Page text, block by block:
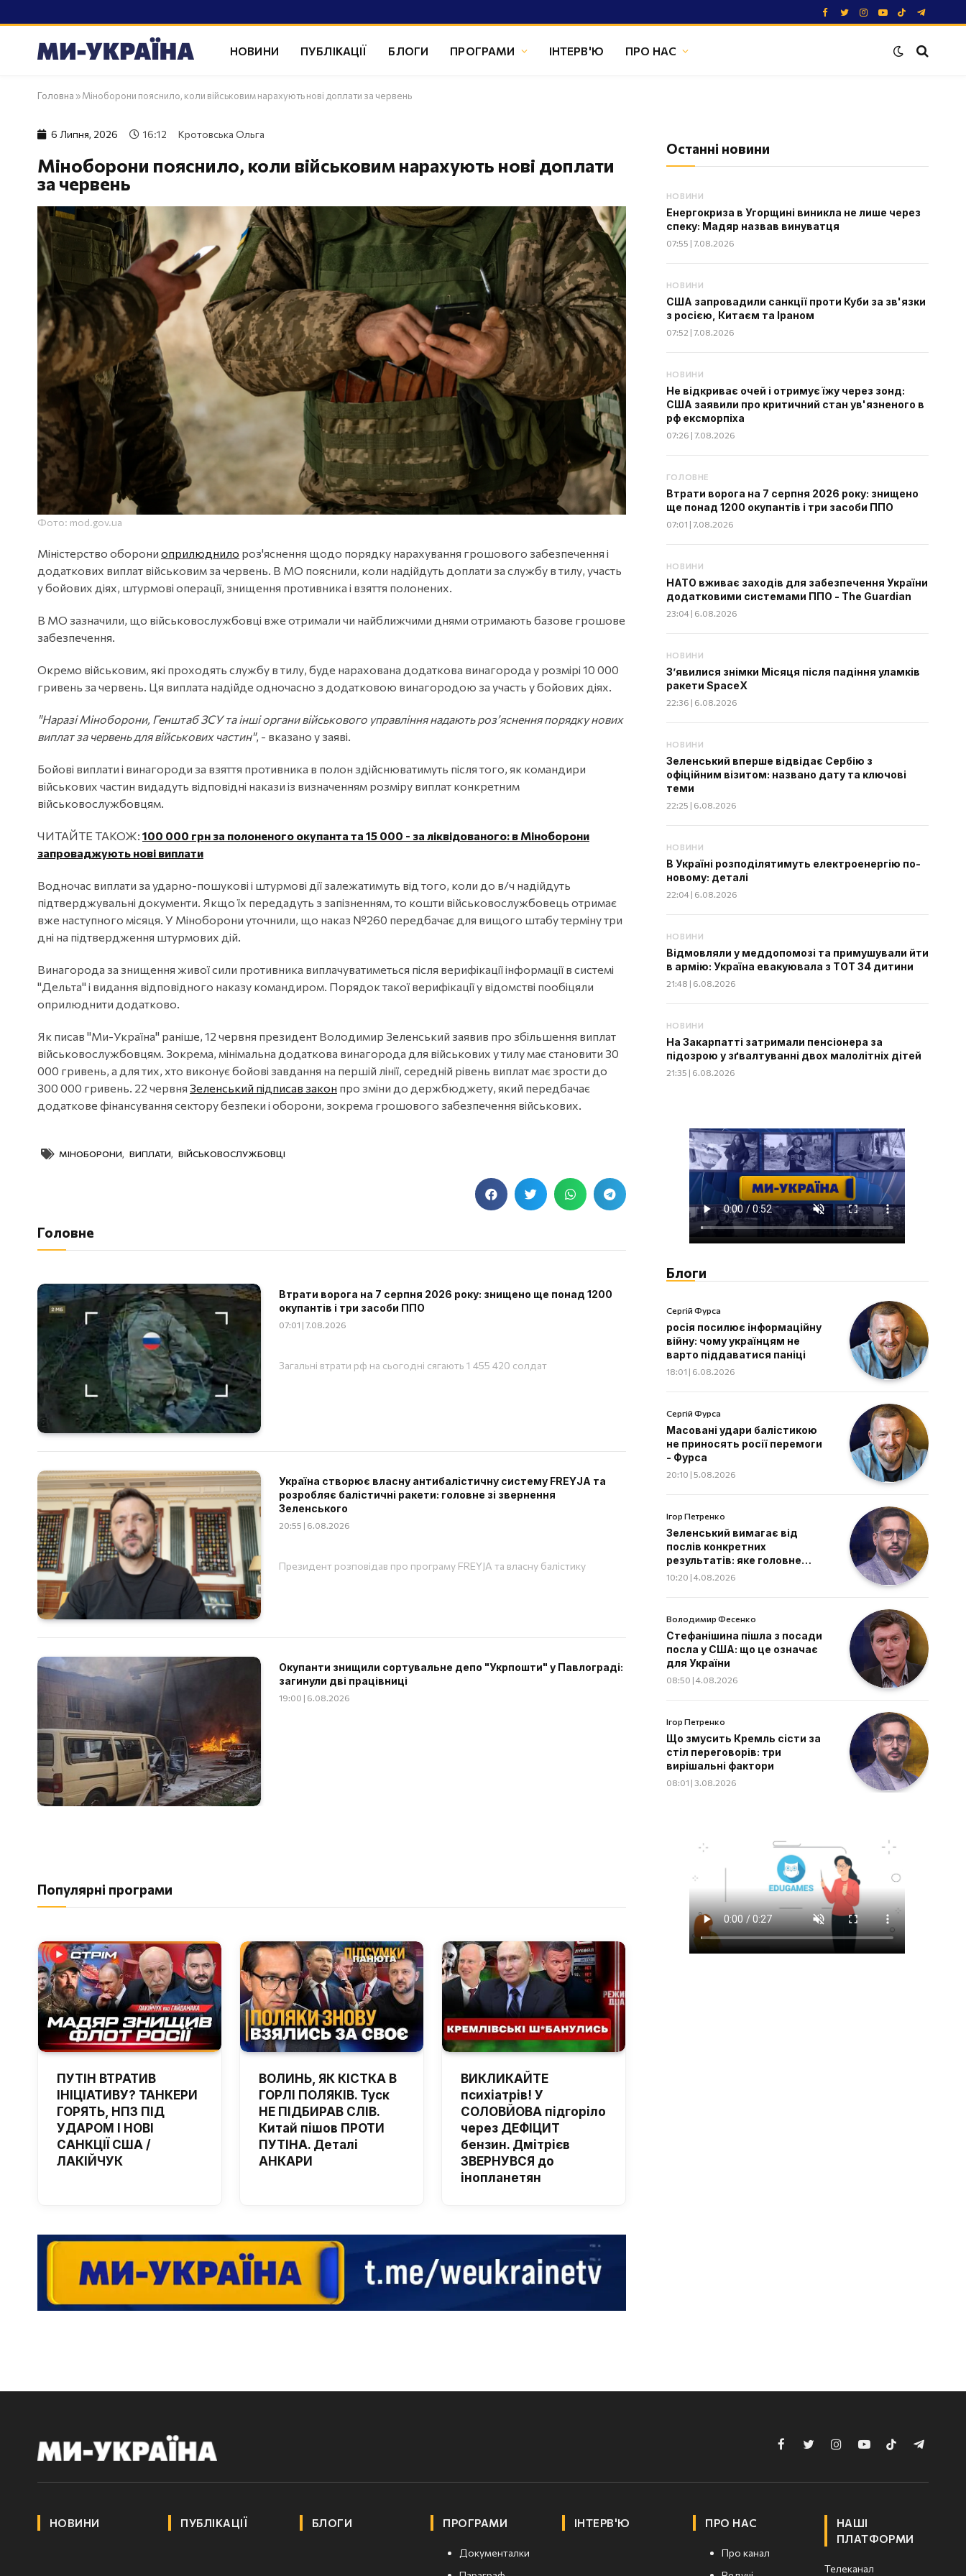
Facebook
TwitterInstagram
YouTube
TikTokTelegram
НОВИНИ ПУБЛІКАЦІЇ БЛОГИ ПРОГРАМИ ІНТЕРВ'Ю ПРО НАС
Головна »Міноборони пояснило, коли військовим нарахують нові доплати за червень
6 Липня, 2026 16:12 Кротовська Ольга
Міноборони пояснило, коли військовим нарахують нові доплати
за червень
Фото: mod.gov.ua
Міністерство оборони оприлюднило роз'яснення щодо порядку нарахування грошового забезпечення і
додаткових виплат військовим за червень. В МО пояснили, коли надійдуть доплати за службу в тилу, участь
у бойових діях, штурмові операції, знищення противника і взяття полонених.
В МО зазначили, що військовослужбовці вже отримали чи найближчими днями отримають базове грошове
забезпечення.
Окремо військовим, які проходять службу в тилу, буде нарахована додаткова винагорода у розмірі 10 000
гривень за червень. Ця виплата надійде одночасно з додатковою винагородою за участь у бойових діях.
"Наразі Міноборони, Генштаб ЗСУ та інші органи військового управління надають розʼяснення порядку нових
виплат за червень для військових частин", - вказано у заяві.
Бойові виплати і винагороди за взяття противника в полон здійснюватимуть після того, як командири
військових частин видадуть відповідні накази із визначенням розміру виплат конкретним
військовослужбовцям.
ЧИТАЙТЕ ТАКОЖ: 100 000 грн за полоненого окупанта та 15 000 - за ліквідованого: в Міноборони
запроваджують нові виплати
Водночас виплати за ударно-пошукові і штурмові дії залежатимуть від того, коли до в/ч надійдуть
підтверджувальні документи. Якщо їх передадуть з запізненням, то кошти військовослужбовець отримає
вже наступного місяця. У Міноборони уточнили, що наказ №260 передбачає для вищого штабу терміну три
дні на підтвердження штурмових дій.
Винагорода за знищення живої сили противника виплачуватиметься після верифікації інформації в системі
"Дельта" і видання відповідного наказу командиром. Порядок такої верифікації у відомстві пообіцяли
оприлюднити додатково.
Як писав "Ми-Україна" раніше, 12 червня президент Володимир Зеленський заявив про збільшення виплат
військовослужбовцям. Зокрема, мінімальна додаткова винагорода для військових у тилу має становити 30
000 гривень, а для тих, хто виконує бойові завдання на першій лінії, середній рівень виплат має зрости до
300 000 гривень. 22 червня Зеленський підписав закон про зміни до держбюджету, який передбачає
додаткове фінансування сектору безпеки і оборони, зокрема грошового забезпечення військових.
МІНОБОРОНИ, ВИПЛАТИ, ВІЙСЬКОВОСЛУЖБОВЦІ
Головне
Втрати ворога на 7 серпня 2026 року: знищено ще понад 1200
окупантів і три засоби ППО
07:01 | 7.08.2026
Загальні втрати рф на сьогодні сягають 1 455 420 солдат
Україна створює власну антибалістичну систему FREYJA та
розробляє балістичні ракети: головне зі звернення
Зеленського
20:55 | 6.08.2026
Президент розповідав про програму FREYJA та власну балістику
Окупанти знищили сортувальне депо "Укрпошти" у Павлограді:
загинули дві працівниці
19:00 | 6.08.2026
Популярні програми
ПУТІН ВТРАТИВ
ІНІЦІАТИВУ? ТАНКЕРИ
ГОРЯТЬ, НПЗ ПІД
УДАРОМ І НОВІ
САНКЦІЇ США /
ЛАКІЙЧУК
ВОЛИНЬ, ЯК КІСТКА В
ГОРЛІ ПОЛЯКІВ. Туск
НЕ ПІДБИРАВ СЛІВ.
Китай пішов ПРОТИ
ПУТІНА. Деталі
АНКАРИ
ВИКЛИКАЙТЕ
психіатрів! У
СОЛОВЙОВА підгоріло
через ДЕФІЦИТ
бензин. Дмітрієв
ЗВЕРНУВСЯ до
інопланетян
Останні новини
НОВИНИ
Енергокриза в Угорщині виникла не лише через
спеку: Мадяр назвав винуватця
07:55 | 7.08.2026
НОВИНИ
США запровадили санкції проти Куби за зв'язки
з росією, Китаєм та Іраном
07:52 | 7.08.2026
НОВИНИ
Не відкриває очей і отримує їжу через зонд:
США заявили про критичний стан ув'язненого в
рф ексморпіха
07:26 | 7.08.2026
ГОЛОВНЕ
Втрати ворога на 7 серпня 2026 року: знищено
ще понад 1200 окупантів і три засоби ППО
07:01 | 7.08.2026
НОВИНИ
НАТО вживає заходів для забезпечення України
додатковими системами ППО - The Guardian
23:04 | 6.08.2026
НОВИНИ
З’явилися знімки Місяця після падіння уламків
ракети SpaceX
22:36 | 6.08.2026
НОВИНИ
Зеленський вперше відвідає Сербію з
офіційним візитом: названо дату та ключові
теми
22:25 | 6.08.2026
НОВИНИ
В Україні розподілятимуть електроенергію по-
новому: деталі
22:04 | 6.08.2026
НОВИНИ
Відмовляли у меддопомозі та примушували йти
в армію: Україна евакуювала з ТОТ 34 дитини
21:48 | 6.08.2026
НОВИНИ
На Закарпатті затримали пенсіонера за
підозрою у зґвалтуванні двох малолітніх дітей
21:35 | 6.08.2026
Блоги
Сергій Фурса
росія посилює інформаційну
війну: чому українцям не
варто піддаватися паніці
18:01 | 6.08.2026
Сергій Фурса
Масовані удари балістикою
не приносять росії перемоги
- Фурса
20:10 | 5.08.2026
Ігор Петренко
Зеленський вимагає від
послів конкретних
результатів: яке головне
завдання дипломатів
10:20 | 4.08.2026
Володимир Фесенко
Стефанішина пішла з посади
посла у США: що це означає
для України
08:50 | 4.08.2026
Ігор Петренко
Що змусить Кремль сісти за
стіл переговорів: три
вирішальні фактори
08:01 | 3.08.2026
FacebookTwitterInstagramYouTubeTikTokTelegram
НОВИНИ ПУБЛІКАЦІЇ БЛОГИ ПРОГРАМИ
Документалки
ІНТЕРВ'Ю ПРО НАС
Про канал
НАШІ
ПЛАТФОРМИ
Телеканал